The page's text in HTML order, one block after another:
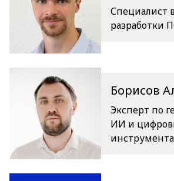
Специалист
разработки
Борисов
Эксперт по
ИИ и